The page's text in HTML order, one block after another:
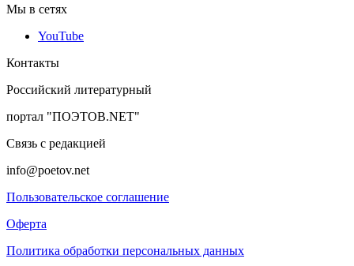
Мы в сетях
YouTube
Контакты
Российский литературный
портал "ПОЭТОВ.NET"
Связь с редакцией
info@poetov.net
Пользовательское соглашение
Оферта
Политика обработки персональных данных